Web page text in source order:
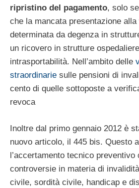
ripristino del pagamento, solo
che la mancata presentazione
determinata da degenza in
un ricovero in strutture
intrasportabilità. Nell’ambito delle
straordinarie sulle pensioni di
cento di quelle sottoposte a
revoca
Inoltre dal primo gennaio 2012 è
nuovo articolo, il 445 bis. Questo
l’accertamento tecnico preventivo
controversie in materia di
civile, sordità civile, handicap e